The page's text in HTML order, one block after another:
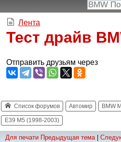
Лента
Тест драйв
Отправить друзьям через
Список форумов Автомир BMW
E39 M5 (1998-2003)
Для печати Предыдущая тема|